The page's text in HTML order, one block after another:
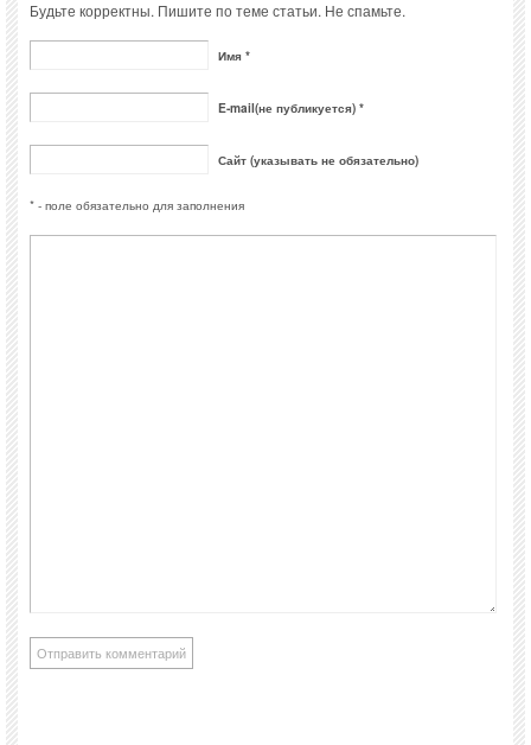
Будьте корректны. Пишите по теме статьи. Не спамьте.
Имя *
E-mail(не публикуется) *
Сайт (указывать не обязательно)
* - поле обязательно для заполнения